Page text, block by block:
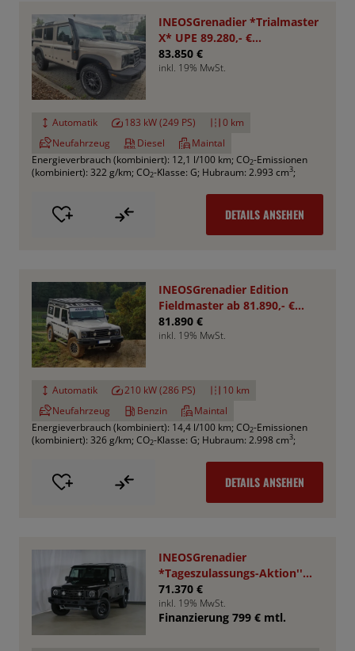
INEOSGrenadier *Trialmaster
X* UPE 89.280,- €
*Aktionspreis*
83.850 €
inkl. 19% MwSt.
Automatik 183 kW (249 PS)
0 km
Neufahrzeug
Diesel
Maintal
Energieverbrauch (kombiniert): 12,1 l/100 km; CO2-Emissionen
(kombiniert): 322 g/km; CO2-Klasse: G; Hubraum: 2.993 cm3;
DETAILS ANSEHEN
INEOSGrenadier Edition
Fieldmaster ab 81.890,- €
*Bestellfahrzeug*
81.890 €
inkl. 19% MwSt.
Automatik 210 kW (286 PS)
10 km
Neufahrzeug
Benzin
Maintal
Energieverbrauch (kombiniert): 14,4 l/100 km; CO2-Emissionen
(kombiniert): 326 g/km; CO2-Klasse: G; Hubraum: 2.998 cm3;
DETAILS ANSEHEN
INEOSGrenadier
*Tageszulassungs-Aktion''
UPE : 78.050,- €
71.370 €
inkl. 19% MwSt.
Finanzierung 799 € mtl.